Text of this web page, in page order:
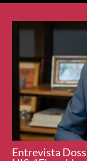
Entrevista